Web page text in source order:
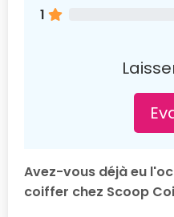
1
Avez-vous déjà eu
coiffer chez Scoop